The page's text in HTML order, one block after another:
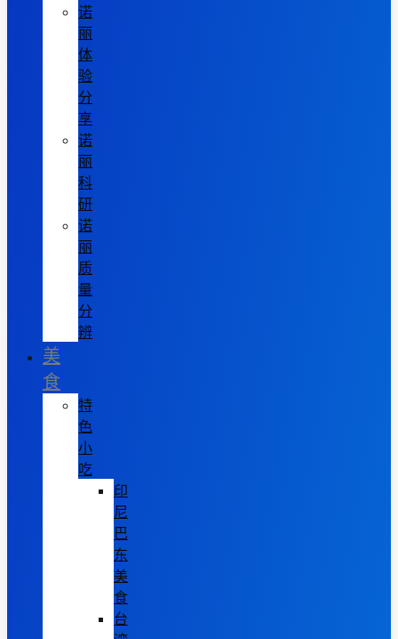
诺
丽
体
验
分
享
诺
丽
科
研
诺
丽
质
量
分
辨
美
食
特
色
小
吃
印
尼
巴
东
美
食
台